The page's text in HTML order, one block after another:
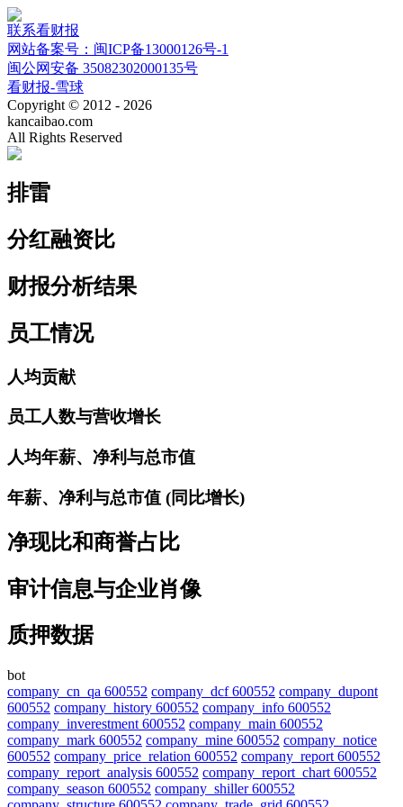
联系看财报
网站备案号：闽ICP备13000126号-1
闽公网安备 35082302000135号
看财报-雪球
Copyright © 2012 - 2026
kancaibao.com
All Rights Reserved
排雷
分红融资比
财报分析结果
员工情况
人均贡献
员工人数与营收增长
人均年薪、净利与总市值
年薪、净利与总市值 (同比增长)
净现比和商誉占比
审计信息与企业肖像
质押数据
bot
company_cn_qa 600552 company_dcf 600552 company_dupont
600552 company_history 600552 company_info 600552
company_inverestment 600552 company_main 600552
company_mark 600552 company_mine 600552 company_notice
600552 company_price_relation 600552 company_report 600552
company_report_analysis 600552 company_report_chart 600552
company_season 600552 company_shiller 600552